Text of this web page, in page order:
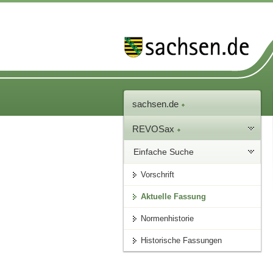
sachsen.de
REVOSax
Einfache Suche
Vorschrift
Aktuelle Fassung
Normenhistorie
Historische Fassungen